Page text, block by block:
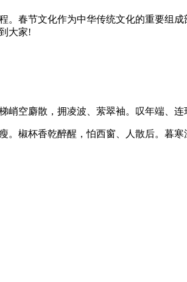
春节文化作为中华传统文化的重要组
大家!
空麝散，拥凌波、萦翠袖。叹年端、连
椒杯香乾醉醒，怕西窗、人散后。暮寒